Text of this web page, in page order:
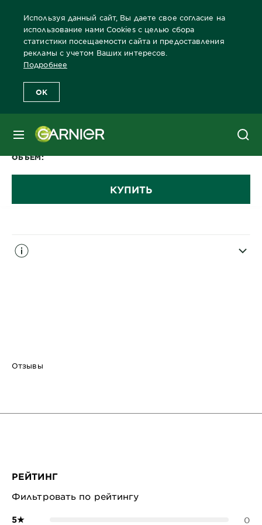
Используя данный сайт, Вы даете свое согласие на
использование нами Cookies с целью сбора
статистики посещаемости сайта и предоставления
рекламы с учетом Ваших интересов.
Подробнее
OK
МЕНЮ
Главная Лицо
0,0/5 (0 отзывы)
Для проблемной кожи
ОБЪЕМ
КУПИТЬ
Отзывы
РЕЙТИНГ
Фильтровать по рейтингу
5★ 0